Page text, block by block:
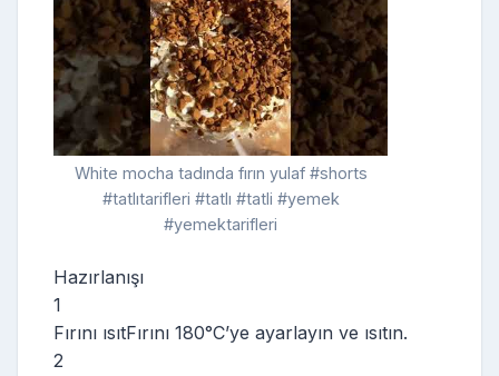
White mocha tadında fırın yulaf #shorts
#tatlıtarifleri #tatlı #tatli #yemek
#yemektarifleri
Hazırlanışı
1
Fırını ısıtFırını 180°C’ye ayarlayın ve ısıtın.
2